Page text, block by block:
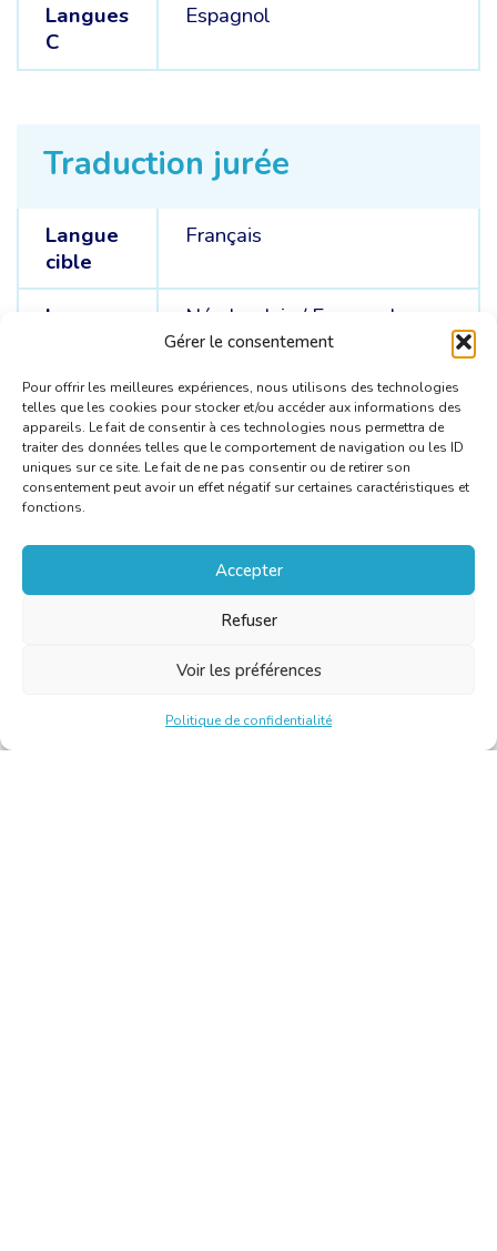
Gérer le consentement
Pour offrir les meilleures expériences, nous utilisons des technologies
telles que les cookies pour stocker et/ou accéder aux informations des
appareils. Le fait de consentir à ces technologies nous permettra de
traiter des données telles que le comportement de navigation ou les ID
uniques sur ce site. Le fait de ne pas consentir ou de retirer son
consentement peut avoir un effet négatif sur certaines caractéristiques et
fonctions.
Accepter
Refuser
Voir les préférences
Politique de confidentialité
Langues
C
Espagnol
Traduction jurée
Langue
cible
Français
Langue
Néerlandais / Espagnol